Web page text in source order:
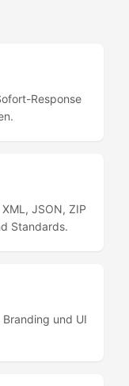
Response
JSON, ZIP
Standards.
Branding und UI